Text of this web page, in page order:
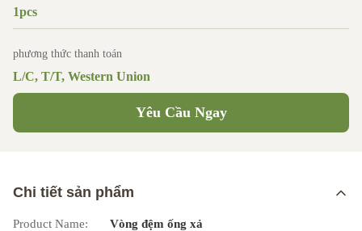
1pcs
phương thức thanh toán
L/C, T/T, Western Union
Yêu Cầu Ngay
Chi tiết sản phẩm
Product Name:
Vòng đệm ống xả